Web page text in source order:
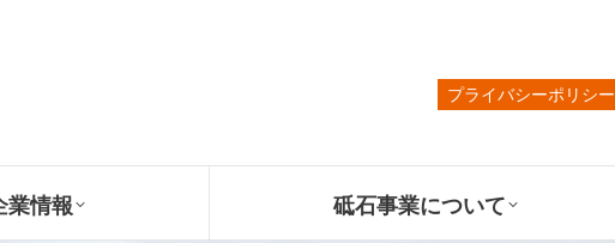
プライバシーポリシー
業情報 砥石事業について